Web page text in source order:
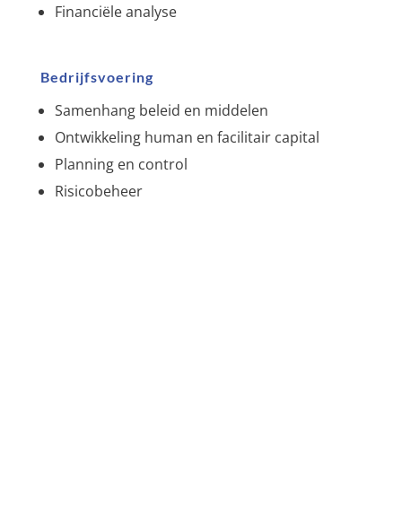
Financiële analyse
Bedrijfsvoering
Samenhang beleid en middelen
Ontwikkeling human en facilitair capital
Planning en control
Risicobeheer